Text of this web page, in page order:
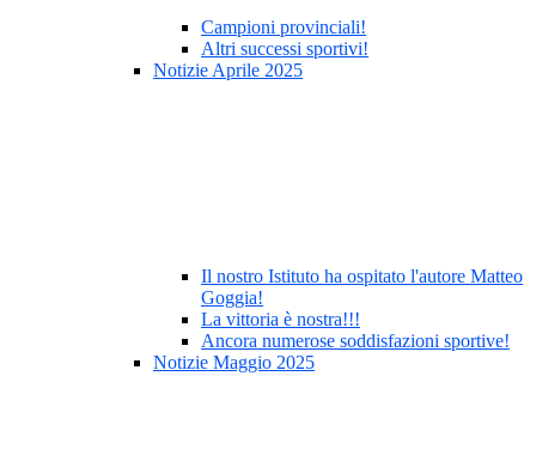
Campioni provinciali!
Altri successi sportivi!
Notizie Aprile 2025
Il nostro Istituto ha ospitato l'autore Matteo
Goggia!
La vittoria è nostra!!!
Ancora numerose soddisfazioni sportive!
Notizie Maggio 2025